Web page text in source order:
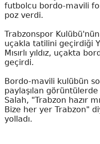
futbolcu bordo-mavili
poz verdi.
Trabzonspor
uçakla tatilini geçirdiği
Mısırlı yıldız, uçakta
geçirdi.
Bordo-mavili kulübün
paylaşılan
Salah, "Trabzon hazır
Bize her yer Trabzon"
yolladı.